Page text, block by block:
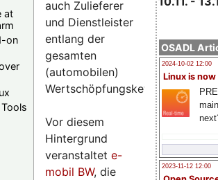
at
on
OSADL
2024-10-02 12:00
Linux is now
2023-11-12 12:00
auch Zulieferer
und Dienstleister
entlang der
gesamten
(automobilen)
Wertschöpfungskette.
Vor diesem
Hintergrund
veranstaltet e-
mobil BW, die